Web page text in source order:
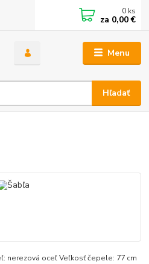
Menu
Hľadať
0 ks
za 0,00 €
nerezová oceľ Veľkosť čepele: 77 cm